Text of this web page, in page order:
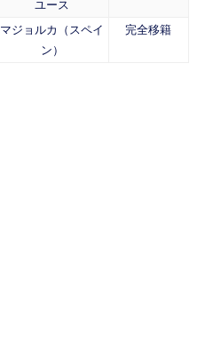
ユース
マジョルカ（スペイ
ン）
完全移籍